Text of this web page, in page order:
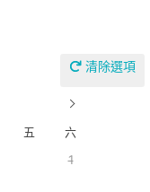
清除選項
五
六
1